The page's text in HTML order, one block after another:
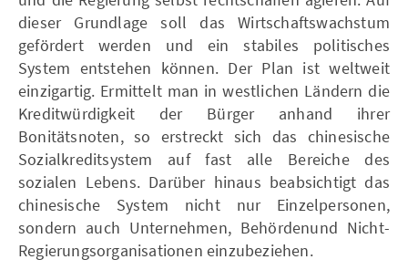
dieser Grundlage soll das Wirtschaftswachstum
gefördert werden und ein stabiles politisches
System entstehen können. Der Plan ist weltweit
einzigartig. Ermittelt man in westlichen Ländern die
Kreditwürdigkeit der Bürger anhand ihrer
Bonitätsnoten, so erstreckt sich das chinesische
Sozialkreditsystem auf fast alle Bereiche des
sozialen Lebens. Darüber hinaus beabsichtigt das
chinesische System nicht nur Einzelpersonen,
sondern auch Unternehmen, Behördenund Nicht-
Regierungsorganisationen einzubeziehen.